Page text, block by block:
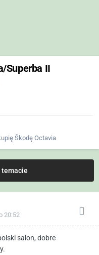
Superba II
Škodę Octavia
temacie
20:52
salon, dobre